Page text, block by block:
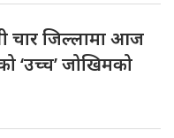
चार जिल्लामा आज
‘उच्च’ जोखिमको